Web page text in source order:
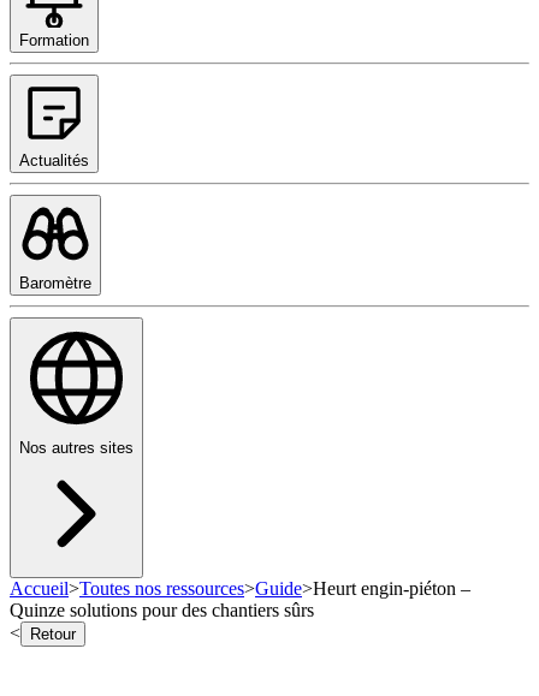
Formation
Actualités
Baromètre
Nos autres sites
Accueil>Toutes nos ressources>Guide>Heurt engin-piéton –
Quinze solutions pour des chantiers sûrs
<
Retour